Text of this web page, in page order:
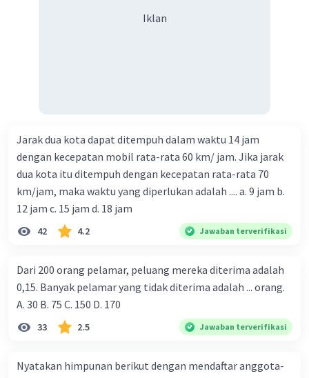
Iklan
Jarak dua kota dapat ditempuh dalam waktu 14 jam
dengan kecepatan mobil rata-rata 60 km/ jam. Jika jarak
dua kota itu ditempuh dengan kecepatan rata-rata 70
km/jam, maka waktu yang diperlukan adalah .... a. 9 jam b.
12 jam c. 15 jam d. 18 jam
42 4.2 Jawaban terverifikasi
Dari 200 orang pelamar, peluang mereka diterima adalah
0,15. Banyak pelamar yang tidak diterima adalah ... orang.
A. 30 B. 75 C. 150 D. 170
33 2.5 Jawaban terverifikasi
Nyatakan himpunan berikut dengan mendaftar anggota-